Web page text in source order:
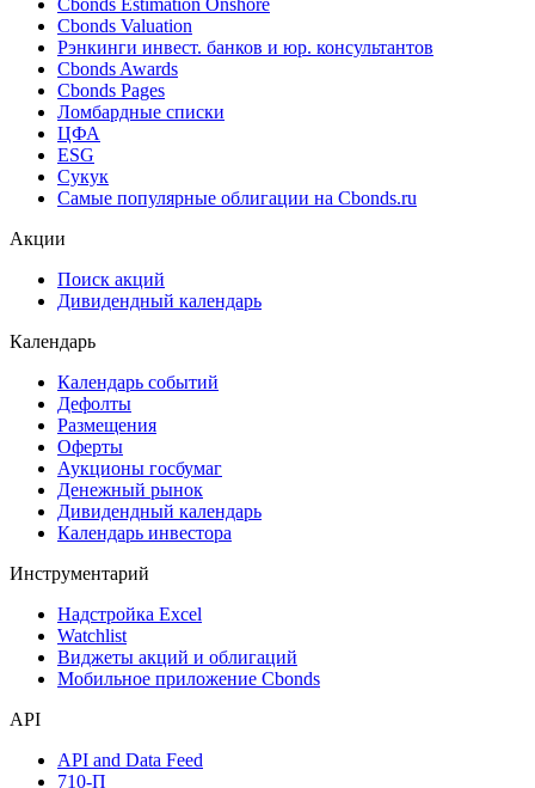
Cbonds Estimation Onshore
Cbonds Valuation
Рэнкинги инвест. банков и юр. консультантов
Cbonds Awards
Cbonds Pages
Ломбардные списки
ЦФА
ESG
Сукук
Самые популярные облигации на Cbonds.ru
Акции
Поиск акций
Дивидендный календарь
Календарь
Календарь событий
Дефолты
Размещения
Оферты
Аукционы госбумаг
Денежный рынок
Дивидендный календарь
Календарь инвестора
Инструментарий
Надстройка Excel
Watchlist
Виджеты акций и облигаций
Мобильное приложение Cbonds
API
API and Data Feed
710-П